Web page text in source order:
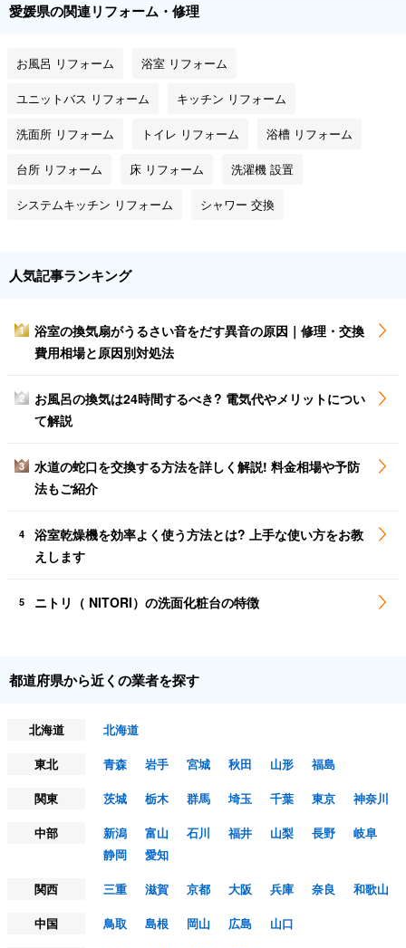
愛媛県の関連リフォーム・修理
お風呂 リフォーム 浴室 リフォーム
ユニットバス リフォーム キッチン リフォーム
洗面所 リフォーム トイレ リフォーム 浴槽 リフォーム
台所 リフォーム 床 リフォーム 洗濯機 設置
システムキッチン リフォーム シャワー 交換
人気記事ランキング
1
浴室の換気扇がうるさい音をだす異音の原因｜修理・交換
費用相場と原因別対処法
2
お風呂の換気は24時間するべき? 電気代やメリットについ
て解説
3
水道の蛇口を交換する方法を詳しく解説! 料金相場や予防
法もご紹介
4
浴室乾燥機を効率よく使う方法とは? 上手な使い方をお教
えします
5 ニトリ（ NITORI）の洗面化粧台の特徴
都道府県から近くの業者を探す
北海道
北海道
東北
青森 岩手 宮城 秋田 山形
福島
関東
茨城 栃木 群馬 埼玉 千葉 東京
神奈川
中部
新潟 富山 石川 福井 山梨 長野
岐阜
静岡
愛知
関西
三重 滋賀 京都 大阪 兵庫 奈良
和歌山
中国
鳥取 島根 岡山 広島
山口